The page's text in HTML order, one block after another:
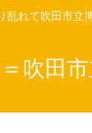
乱れて吹田市
吹田市